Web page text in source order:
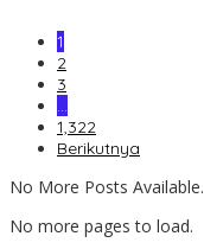
1
2
3
…
1,322
Berikutnya
No More Posts Available.
No more pages to load.